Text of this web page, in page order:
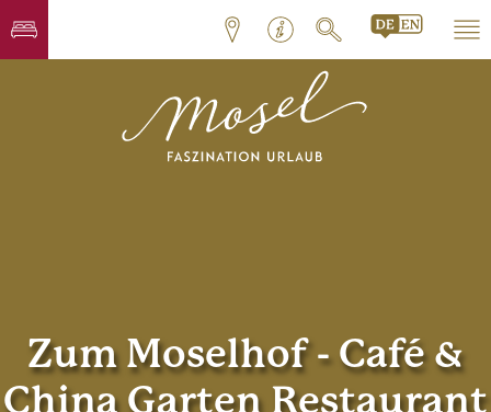
Zum Moselhof - Café &
China Garten Restaurant